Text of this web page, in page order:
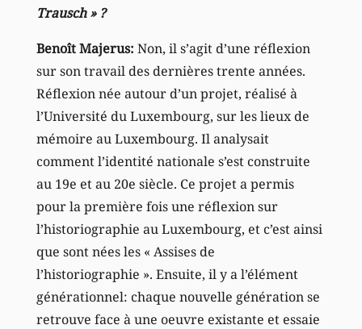
Trausch » ?
Benoît Majerus: Non, il s’agit d’une réflexion
sur son travail des dernières trente années.
Réflexion née autour d’un projet, réalisé à
l’Université du Luxembourg, sur les lieux de
mémoire au Luxembourg. Il analysait
comment l’identité nationale s’est construite
au 19e et au 20e siècle. Ce projet a permis
pour la première fois une réflexion sur
l’historiographie au Luxembourg, et c’est ainsi
que sont nées les « Assises de
l’historiographie ». Ensuite, il y a l’élément
générationnel: chaque nouvelle génération se
retrouve face à une oeuvre existante et essaie